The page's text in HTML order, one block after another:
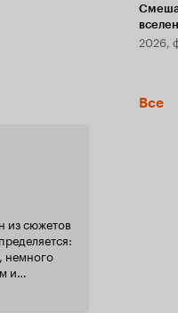
2026,
Все
из сюжетов
немного
и
у